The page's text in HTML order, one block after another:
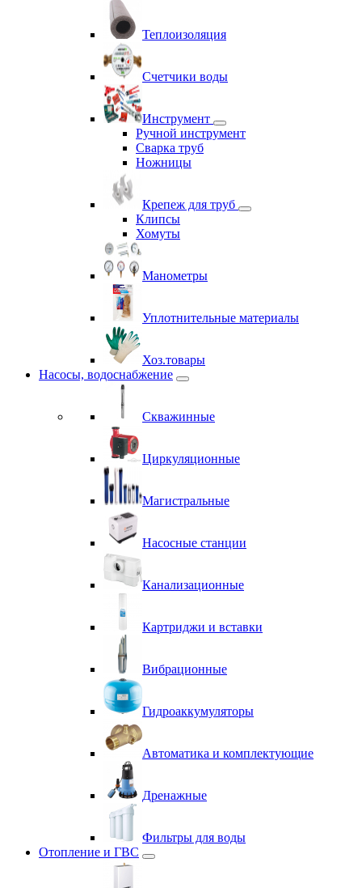
Теплоизоляция
Счетчики воды
Инструмент
Ручной инструмент
Сварка труб
Ножницы
Крепеж для труб
Клипсы
Хомуты
Манометры
Уплотнительные материалы
Хоз.товары
Насосы, водоснабжение
Скважинные
Циркуляционные
Магистральные
Насосные станции
Канализационные
Картриджи и вставки
Вибрационные
Гидроаккумуляторы
Автоматика и комплектующие
Дренажные
Фильтры для воды
Отопление и ГВС